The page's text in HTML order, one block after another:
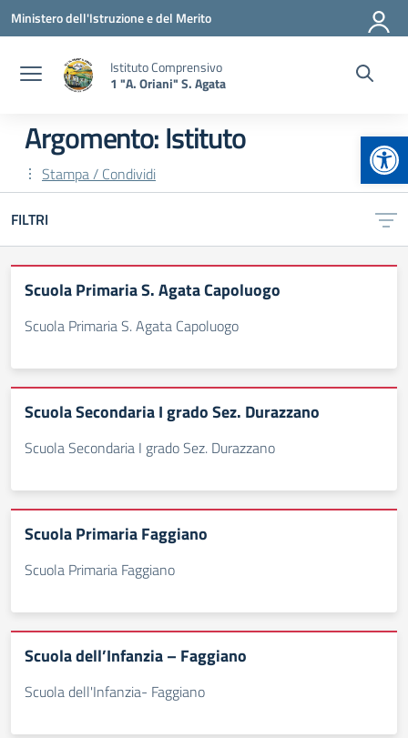
Vai ai contenuti
Vai al menu di navigazione
Vai al footer
Ministero dell'Istruzione e del Merito
Istituto Comprensivo
1 "A. Oriani" S. Agata
Argomento: Istituto
Stampa / Condividi
FILTRI
Scuola Primaria S. Agata Capoluogo
Scuola Primaria S. Agata Capoluogo
Scuola Secondaria I grado Sez. Durazzano
Scuola Secondaria I grado Sez. Durazzano
Scuola Primaria Faggiano
Scuola Primaria Faggiano
Scuola dell’Infanzia – Faggiano
Scuola dell'Infanzia- Faggiano